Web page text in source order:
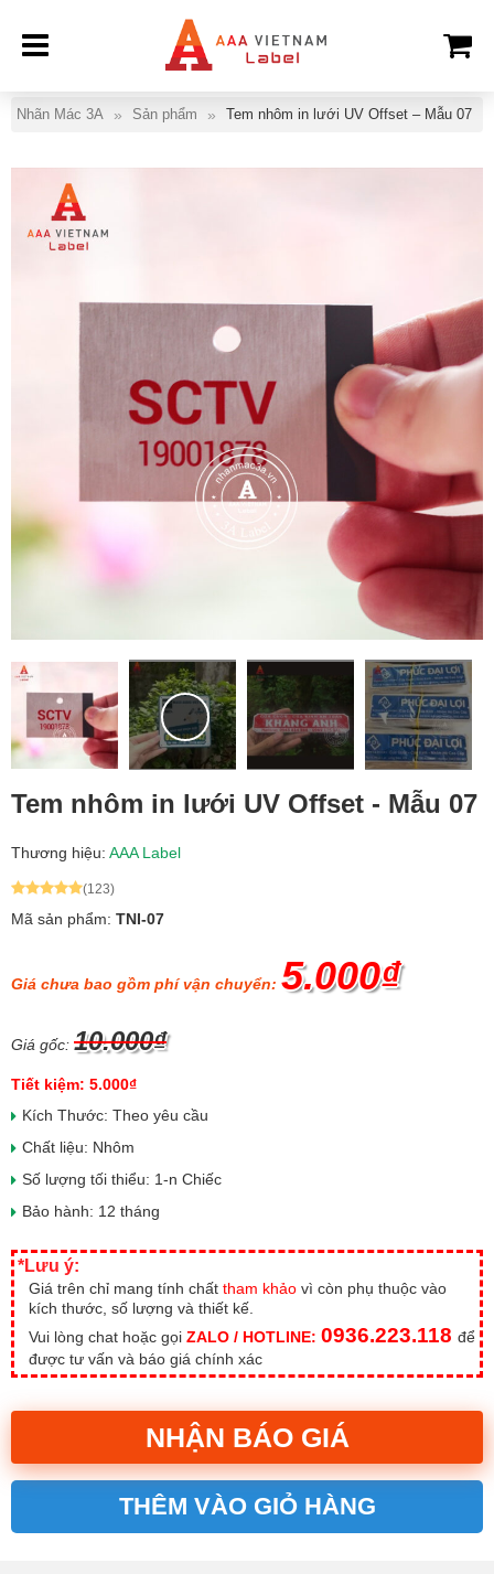
Nhãn Mác 3A Sản phẩm Tem nhôm in lưới UV Offset – Mẫu 07
Tem nhôm in lưới UV Offset - Mẫu 07
Thương hiệu: AAA Label
(123)
Mã sản phẩm: TNI-07
Giá chưa bao gồm phí vận chuyển: 5.000₫
Giá gốc: 10.000₫
Tiết kiệm: 5.000₫
Kích Thước: Theo yêu cầu
Chất liệu: Nhôm
Số lượng tối thiểu: 1-n Chiếc
Bảo hành: 12 tháng
*Lưu ý:
Giá trên chỉ mang tính chất tham khảo vì còn phụ thuộc vào
kích thước, số lượng và thiết kế.
Vui lòng chat hoặc gọi ZALO / HOTLINE: 0936.223.118 để
được tư vấn và báo giá chính xác
NHẬN BÁO GIÁ
THÊM VÀO GIỎ HÀNG